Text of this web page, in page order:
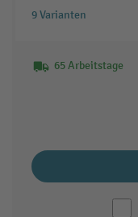
kg
9 Varianten
65 Arbeitstage